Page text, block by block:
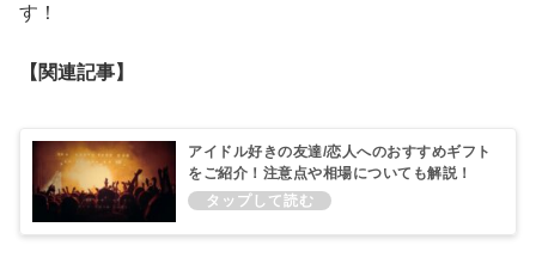
す！
【関連記事】
アイドル好きの友達/恋人へのおすすめギフト
をご紹介！注意点や相場についても解説！